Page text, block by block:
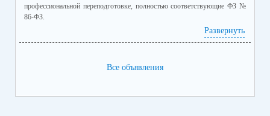
профессиональной переподготовке, полностью соответствующие ФЗ №
86-ФЗ.
Ознакомиться с программами и ценами можно в
приложенном файле.
Развернуть
Все объявления